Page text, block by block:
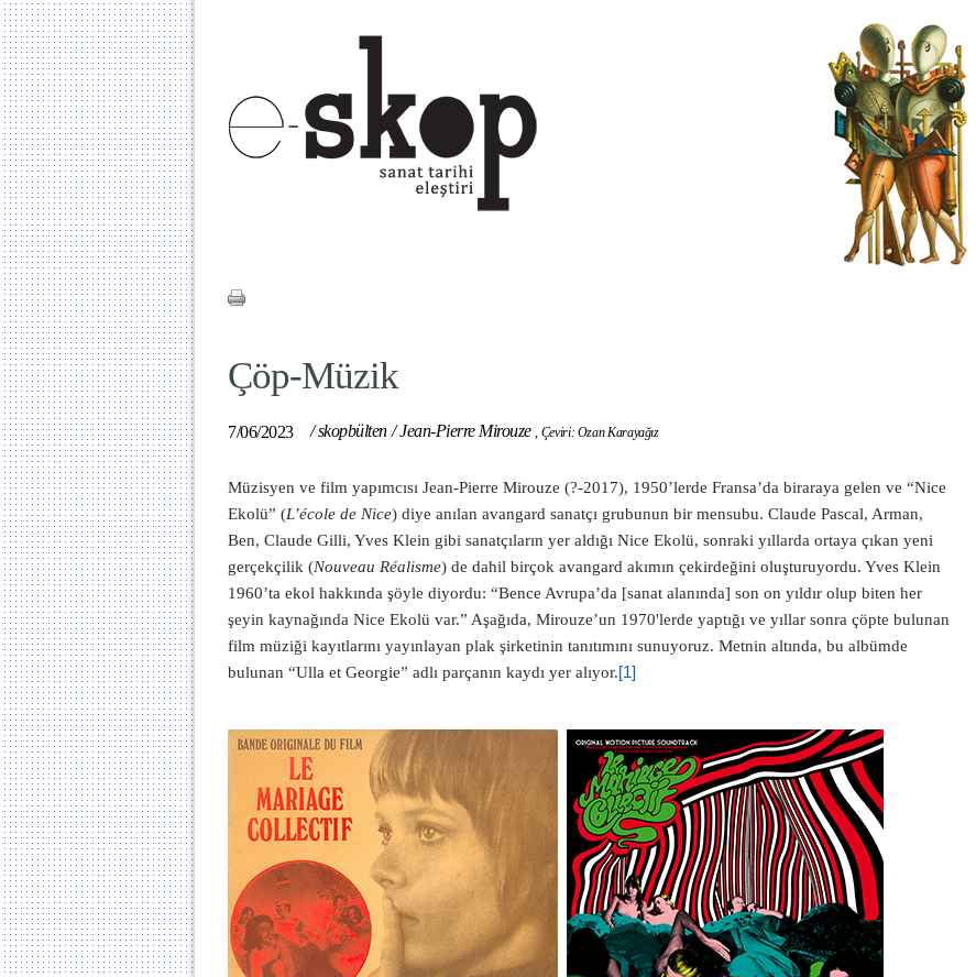
Çöp-Müzik
7/06/2023 /skopbülten /Jean-Pierre Mirouze , Çeviri: Ozan Karayağız
Müzisyen ve film yapımcısı Jean-Pierre Mirouze (?-2017), 1950’lerde Fransa’da biraraya gelen ve “Nice
Ekolü” (L’école de Nice) diye anılan avangard sanatçı grubunun bir mensubu. Claude Pascal, Arman,
Ben, Claude Gilli, Yves Klein gibi sanatçıların yer aldığı Nice Ekolü, sonraki yıllarda ortaya çıkan yeni
gerçekçilik (Nouveau Réalisme) de dahil birçok avangard akımın çekirdeğini oluşturuyordu. Yves Klein
1960’ta ekol hakkında şöyle diyordu: “Bence Avrupa’da [sanat alanında] son on yıldır olup biten her
şeyin kaynağında Nice Ekolü var.” Aşağıda, Mirouze’un 1970'lerde yaptığı ve yıllar sonra çöpte bulunan
film müziği kayıtlarını yayınlayan plak şirketinin tanıtımını sunuyoruz. Metnin altında, bu albümde
bulunan “Ulla et Georgie” adlı parçanın kaydı yer alıyor.[1]